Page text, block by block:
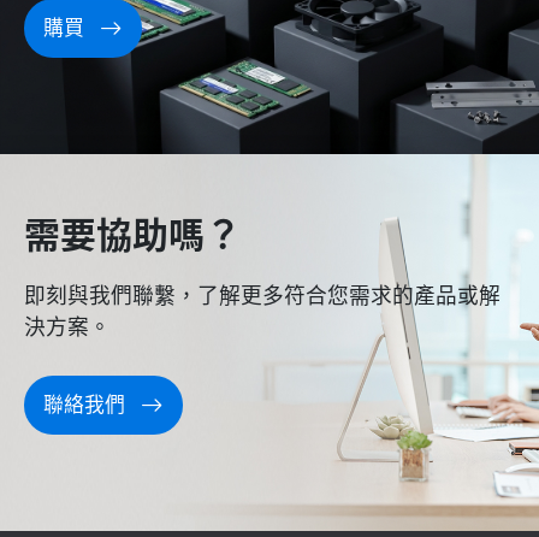
購買
需要協助嗎？
即刻與我們聯繫，了解更多符合您需求的產品或解
決方案。
聯絡我們